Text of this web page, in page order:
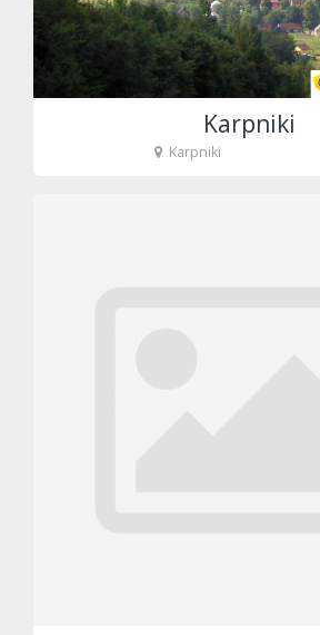
Karpniki
Karpniki